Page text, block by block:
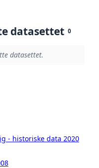
datasettet 0
datasettet.
- historiske data 2020